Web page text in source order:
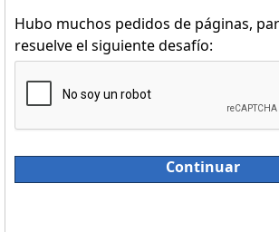
Hubo muchos pedidos de páginas,
resuelve el siguiente desafío:
Continuar